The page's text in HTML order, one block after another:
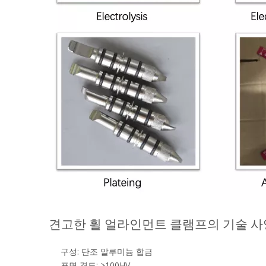
견고한 휠 얼라인먼트 클램프의 기술
구성: 단조 알루미늄 합금